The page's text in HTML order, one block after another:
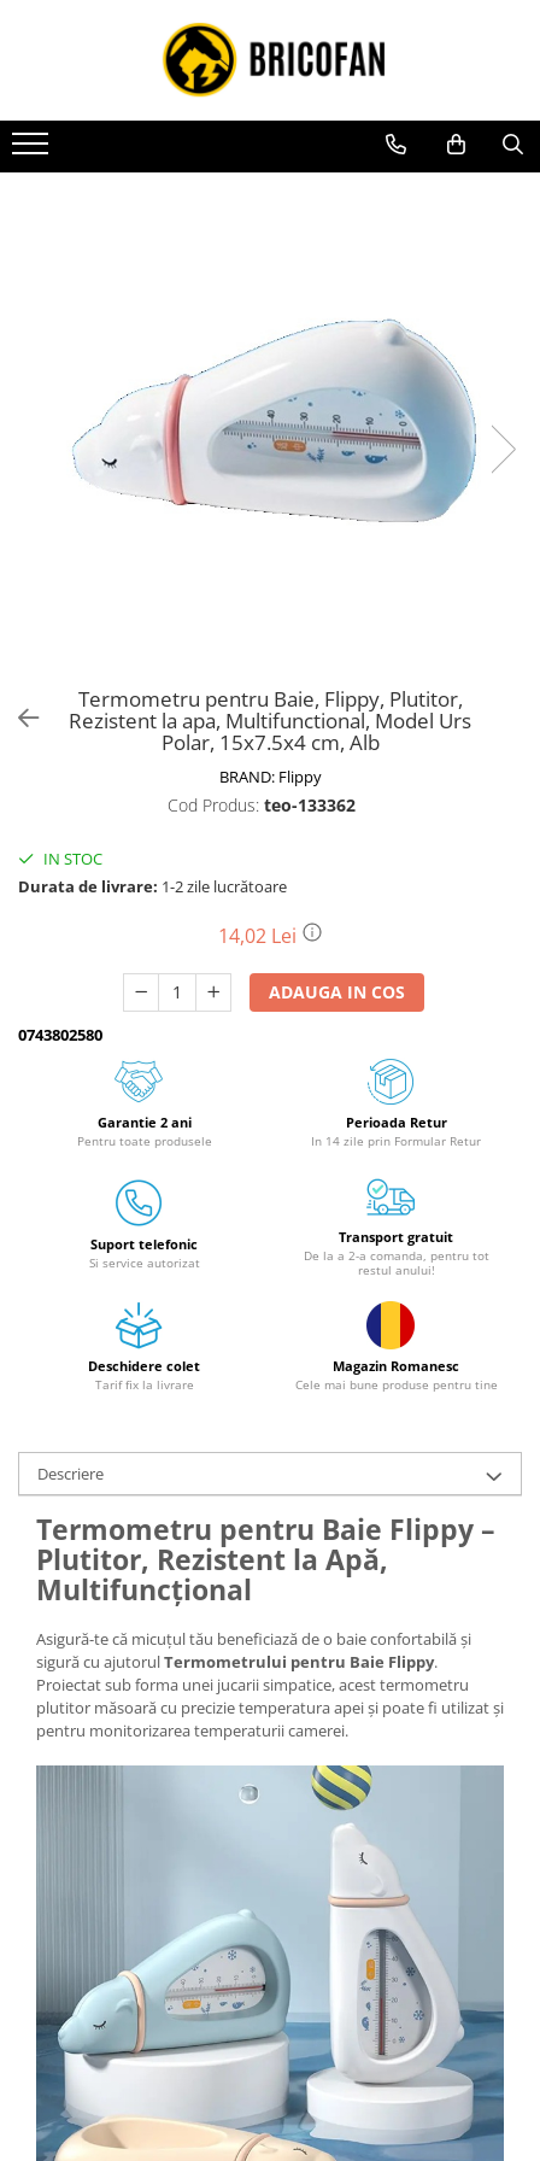
Toate Produsele
Vehicule electrice
Atv
Piese de schimb vehicule electrice
Scutere electrice
Scutere pe benzina
Tricicluri cargo fara permis
Tricicluri persoane
Motoburghie si accesorii
Accesorii motoburghie
Drujbe, fierastraie electrice
Drujbe cu acumulator
Unelte electrice busteni
Mori cereale si batoze porumb
Batoze - mori desfacat porumb
Granulatoare
Mori pentru cereale
Mori pentru furaje
Mori pentru furaje si resturi
Piese si accesorii mori
Tocatoare furaje si crengi
Tocatoare furaje
Motocoase, Trimmere si Masini de
tuns gazon
Motocositori cu motoare 2T
Trimmere electrice
Masini de tuns gazon pe benzina
Tractoraș de tuns gazonul
Zootehnie
Incubatoare, oparitoare si
deplumatoare
Masini batut stalpi si accesorii
Roabe & accesorii
Casute gradina si cutii depozitare
Mobilier gradina
umbrire
Lopeti zapada
Termometru pentru Baie, Flippy, Plutitor,
Rezistent la apa, Multifunctional, Model Urs
Polar, 15x7.5x4 cm, Alb
BRAND: Flippy
Cod Produs: teo-133362
IN STOC
Durata de livrare: 1-2 zile lucrătoare
14,02 Lei
ADAUGA IN COS
0743802580
Garantie 2 ani
Pentru toate produsele
Perioada Retur
In 14 zile prin Formular Retur
Suport telefonic
Si service autorizat
Transport gratuit
De la a 2-a comanda, pentru tot
restul anului!
Deschidere colet
Tarif fix la livrare
Magazin Romanesc
Cele mai bune produse pentru tine
Descriere
Termometru pentru Baie Flippy –
Plutitor, Rezistent la Apă,
Multifuncțional
Asigură-te că micuțul tău beneficiază de o baie confortabilă și
sigură cu ajutorulTermometrului pentru Baie Flippy.
Proiectat sub forma unei jucarii simpatice, acest termometru
plutitor măsoară cu precizie temperatura apei și poate fi utilizat și
pentru monitorizarea temperaturii camerei.